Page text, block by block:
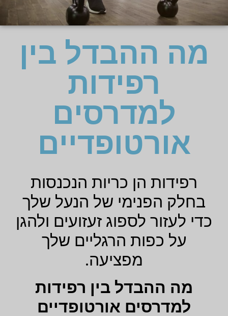
מה ההבדל בין
רפידות
למדרסים
אורטופדיים
רפידות הן כריות הנכנסות
בחלק הפנימי של הנעל שלך
כדי לעזור לספוג זעזועים ולהגן
על כפות הרגליים שלך
מפציעה.
מה ההבדל בין רפידות
למדרסים אורטופדיים